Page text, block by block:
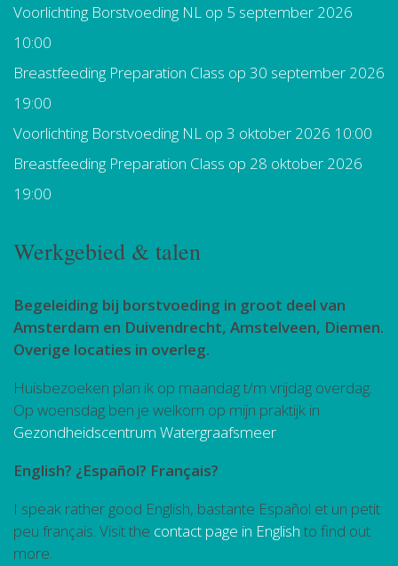
Voorlichting Borstvoeding NL op 5 september 2026
10:00
Breastfeeding Preparation Class op 30 september 2026
19:00
Voorlichting Borstvoeding NL op 3 oktober 2026 10:00
Breastfeeding Preparation Class op 28 oktober 2026
19:00
Werkgebied & talen
Begeleiding bij borstvoeding in groot deel van
Amsterdam en Duivendrecht, Amstelveen, Diemen.
Overige locaties in overleg.
Huisbezoeken plan ik op maandag t/m vrijdag overdag.
Op woensdag ben je welkom op mijn praktijk in
Gezondheidscentrum Watergraafsmeer
English? ¿Español? Français?
I speak rather good English, bastante Español et un petit
peu français. Visit the contact page in English to find out
more.